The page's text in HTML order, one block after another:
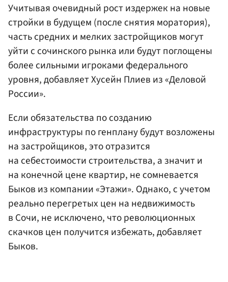
Учитывая очевидный рост издержек на новые
стройки в будущем (после снятия моратория),
часть средних и мелких застройщиков могут
уйти с сочинского рынка или будут поглощены
более сильными игроками федерального
уровня, добавляет Хусейн Плиев из «Деловой
России».
Если обязательства по созданию
инфраструктуры по генплану будут возложены
на застройщиков, это отразится
на себестоимости строительства, а значит и
на конечной цене квартир, не сомневается
Быков из компании «Этажи». Однако, с учетом
реально перегретых цен на недвижимость
в Сочи, не исключено, что революционных
скачков цен получится избежать, добавляет
Быков.